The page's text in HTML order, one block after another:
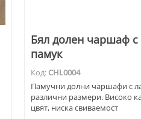
Бял долен чаршаф с
памук
Код: CHL0004
Памучни долни чаршафи с
различни размери. Високо
цвят, ниска свиваемост